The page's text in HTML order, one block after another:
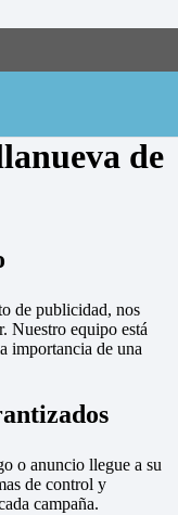
de
de publicidad, nos
Nuestro equipo está
importancia de una
o anuncio llegue a su
de control y
campaña.